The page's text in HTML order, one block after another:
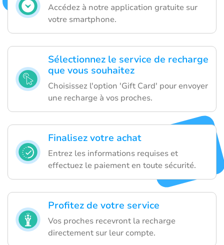
Accédez à notre application gratuite sur
votre smartphone.
Sélectionnez le service de recharge
que vous souhaitez
Choisissez l'option 'Gift Card' pour envoyer
une recharge à vos proches.
Finalisez votre achat
Entrez les informations requises et
effectuez le paiement en toute sécurité.
Profitez de votre service
Vos proches recevront la recharge
directement sur leur compte.